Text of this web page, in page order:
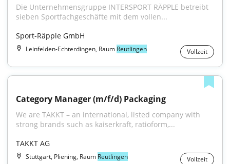
Die Unternehmensgruppe INTERSPORT RÄPPLE betreibt
sieben Sportfachgeschäfte mit dem vollen...
Sport-Räpple GmbH
Leinfelden-Echterdingen, Raum Reutlingen Vollzeit
Category Manager​ (m/f/d) Packaging
We are TAKKT – an international, listed company with
strong brands such as kaiserkraft, ratioform,...
TAKKT AG
Stuttgart, Pliening, Raum Reutlingen Vollzeit